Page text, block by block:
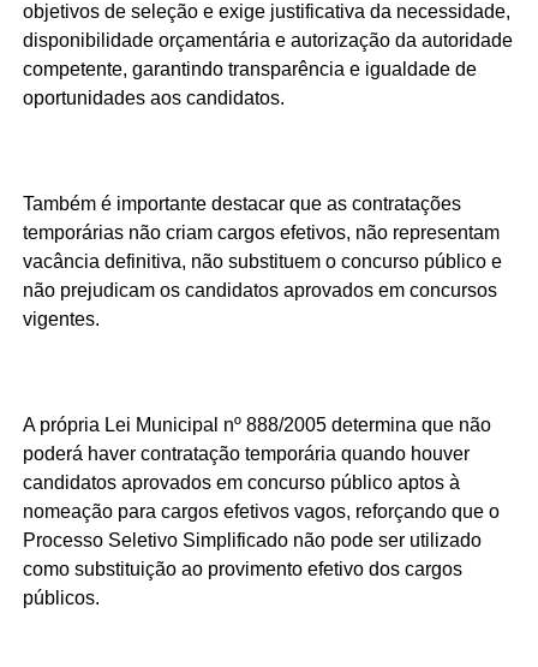
objetivos de seleção e exige justificativa da necessidade,
disponibilidade orçamentária e autorização da autoridade
competente, garantindo transparência e igualdade de
oportunidades aos candidatos.
Também é importante destacar que as contratações
temporárias não criam cargos efetivos, não representam
vacância definitiva, não substituem o concurso público e
não prejudicam os candidatos aprovados em concursos
vigentes.
A própria Lei Municipal nº 888/2005 determina que não
poderá haver contratação temporária quando houver
candidatos aprovados em concurso público aptos à
nomeação para cargos efetivos vagos, reforçando que o
Processo Seletivo Simplificado não pode ser utilizado
como substituição ao provimento efetivo dos cargos
públicos.